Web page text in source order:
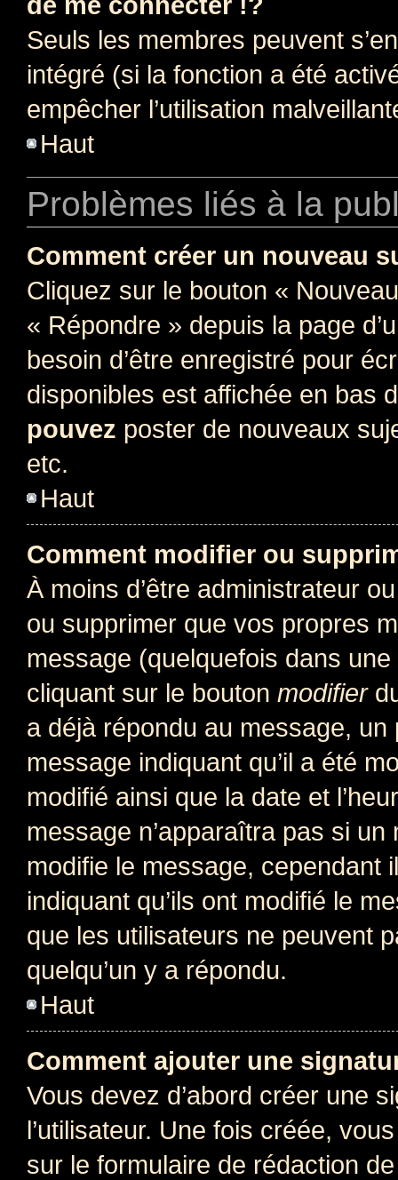
Seuls les membres peuvent
intégré (si la fonction a été
empêcher l’utilisation
Haut
Problèmes liés à la
Comment créer un nouveau
Cliquez sur le bouton «
« Répondre » depuis la page
besoin d’être enregistré pour
disponibles est affichée en bas
pouvez poster de nouveaux
etc.
Haut
Comment modifier ou
À moins d’être administrateur
ou supprimer que vos propres
message (quelquefois dans
cliquant sur le bouton modifier
a déjà répondu au message, un
message indiquant qu’il a été
modifié ainsi que la date et
message n’apparaîtra pas si
modifie le message, cependant
indiquant qu’ils ont modifié le
que les utilisateurs ne peuvent
quelqu’un y a répondu.
Haut
Comment ajouter une
Vous devez d’abord créer une
l’utilisateur. Une fois créée,
sur le formulaire de rédaction